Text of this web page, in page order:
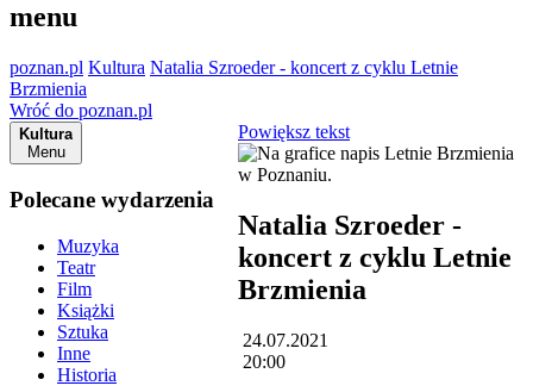
menu
poznan.pl Kultura Natalia Szroeder - koncert z cyklu Letnie
Brzmienia
Wróć do poznan.pl
Kultura
Menu
Polecane wydarzenia
Muzyka
Teatr
Film
Książki
Sztuka
Inne
Historia
Powiększ tekst
Natalia Szroeder -
koncert z cyklu Letnie
Brzmienia
24.07.2021
20:00